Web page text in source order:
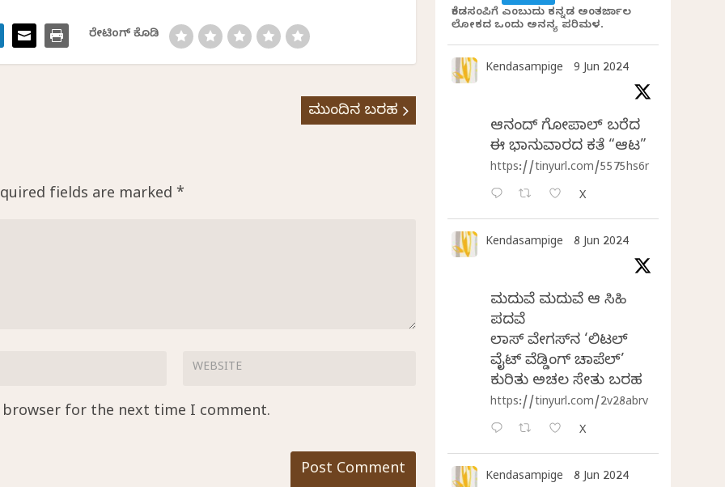
ರೇಟಿಂಗ್ ಕೊಡಿ
ಮುಂದಿನ ಬರಹ
fields are marked*
browser for the next time I comment.
ಕೆಂಡಸಂಪಿಗೆ ಎಂಬುದು ಕನ್ನಡ ಅಂತರ್ಜಾಲ
ಲೋಕದ ಒಂದು ಅನನ್ಯ ಪರಿಮಳ.
Kendasampige 9 Jun 2024
ಆನಂದ್‌ ಗೋಪಾಲ್‌ ಬರೆದ
ಈ ಭಾನುವಾರದ ಕತೆ “ಆಟ”
https://tinyurl.com/5575hs6r
X
Kendasampige 8 Jun 2024
ಮದುವೆ ಮದುವೆ ಆ ಸಿಹಿ
ಪದವೆ
ಲಾಸ್‌ ವೇಗಸ್‌ನ ‘ಲಿಟಲ್
ವೈಟ್ ವೆಡ್ಡಿಂಗ್ ಚಾಪೆಲ್’
ಕುರಿತು ಅಚಲ ಸೇತು ಬರಹ
https://tinyurl.com/2v28abrv
X
Kendasampige 8 Jun 2024